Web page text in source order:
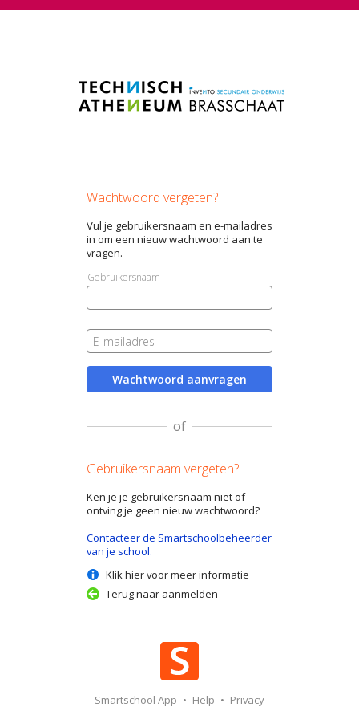
Wachtwoord vergeten?
Vul je gebruikersnaam en e-mailadres
in om een nieuw wachtwoord aan te
vragen.
Gebruikersnaam
E-mailadres
Wachtwoord aanvragen
of
Gebruikersnaam vergeten?
Ken je je gebruikersnaam niet of
ontving je geen nieuw wachtwoord?
Contacteer de Smartschoolbeheerder
van je school.
Klik hier voor meer informatie
Terug naar aanmelden
Smartschool App • Help • Privacy